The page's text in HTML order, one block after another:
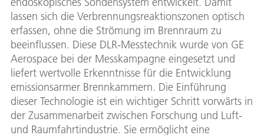
lassen sich die Verbrennungsreaktionszonen optisch
erfassen, ohne die Strömung im Brennraum zu
beeinflussen. Diese DLR-Messtechnik wurde von GE
Aerospace bei der Messkampagne eingesetzt und
liefert wertvolle Erkenntnisse für die Entwicklung
emissionsarmer Brennkammern. Die Einführung
dieser Technologie ist ein wichtiger Schritt vorwärts in
der Zusammenarbeit zwischen Forschung und Luft-
und Raumfahrtindustrie. Sie ermöglicht eine